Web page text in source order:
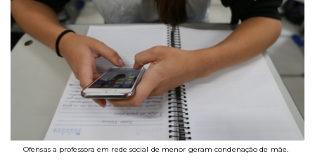
Ofensas a professora em rede social de menor geram condenação de mãe.